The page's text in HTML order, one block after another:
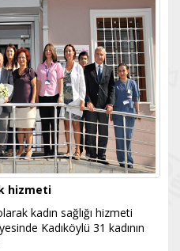
hizmeti
kadın sağlığı hizmeti
Kadıköylü 31 kadının